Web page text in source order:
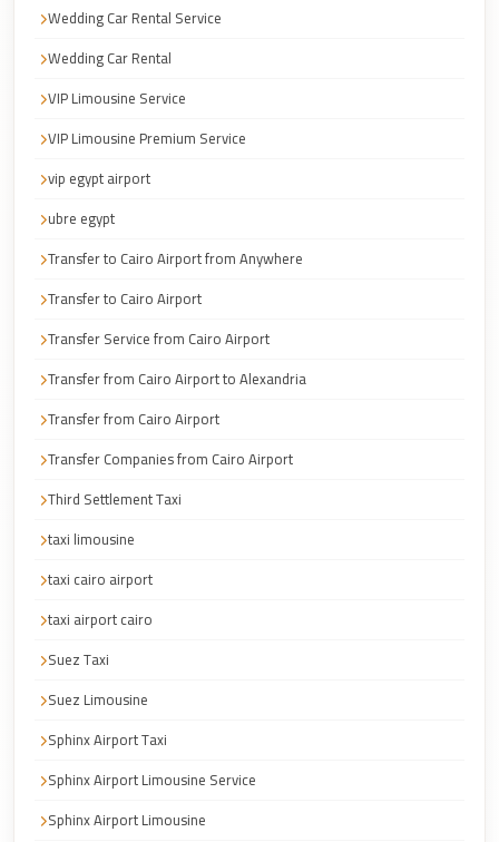
Wedding Car Rental Service
Wedding Car Rental
VIP Limousine Service
VIP Limousine Premium Service
vip egypt airport
ubre egypt
Transfer to Cairo Airport from Anywhere
Transfer to Cairo Airport
Transfer Service from Cairo Airport
Transfer from Cairo Airport to Alexandria
Transfer from Cairo Airport
Transfer Companies from Cairo Airport
Third Settlement Taxi
taxi limousine
taxi cairo airport
taxi airport cairo
Suez Taxi
Suez Limousine
Sphinx Airport Taxi
Sphinx Airport Limousine Service
Sphinx Airport Limousine
Faisal
Rehab
Limousine
Service
Rehab
Limousine
Egypt
Limousine
egypt
airport
Downtown
Cairo
Dokki
Dahab
Limousine
Service
Dahab
Limousine